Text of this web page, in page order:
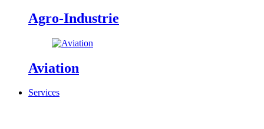
Agro-Industrie
Aviation
Services